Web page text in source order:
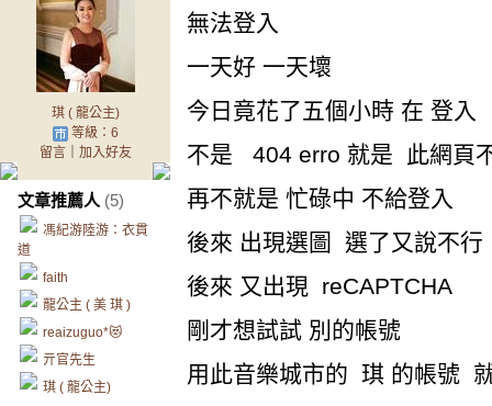
琪 ( 龍公主)
等級：6
留言｜ 加入好友
文章推薦人 (5)
馮紀游陸游：衣貫
道
faith
龍公主 ( 美 琪 )
reaizuguo*😻
亓官先生
琪 ( 龍公主)
無法登入
一天好 一天壞
今日竟花了五個小時 在 登入
不是 404 erro 就是 此網頁
再不就是 忙碌中 不給登入
後來 出現選圖 選了又說不行
後來 又出現 reCAPTCHA
剛才想試試 別的帳號
用此音樂城市的 琪 的帳號